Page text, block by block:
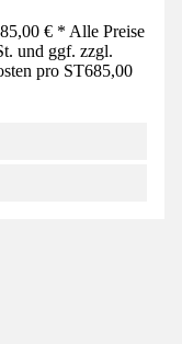
€ * Alle Preise
und ggf. zzgl.
pro ST685,00